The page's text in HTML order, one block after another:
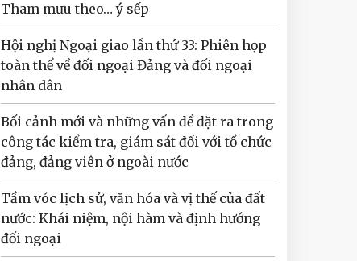
Tham mưu theo… ý sếp
Hội nghị Ngoại giao lần thứ 33: Phiên họp
toàn thể về đối ngoại Đảng và đối ngoại
nhân dân
Bối cảnh mới và những vấn đề đặt ra trong
công tác kiểm tra, giám sát đối với tổ chức
đảng, đảng viên ở ngoài nước
Tầm vóc lịch sử, văn hóa và vị thế của đất
nước: Khái niệm, nội hàm và định hướng
đối ngoại